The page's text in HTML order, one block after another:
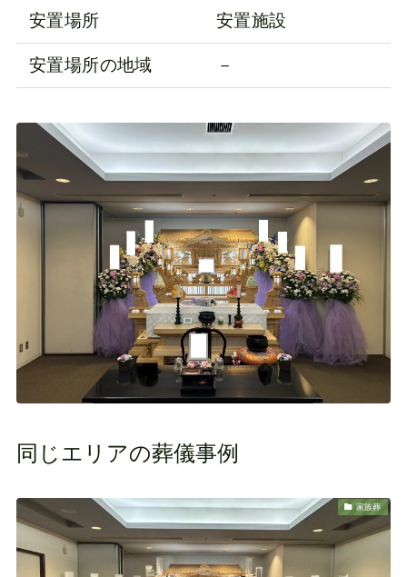
安置場所 安置施設
安置場所の地域 －
同じエリアの葬儀事例
家族葬